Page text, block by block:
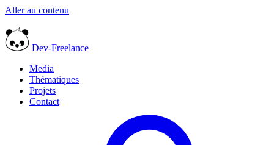
Aller au contenu
Dev-Freelance
Media
Thématiques
Projets
Contact